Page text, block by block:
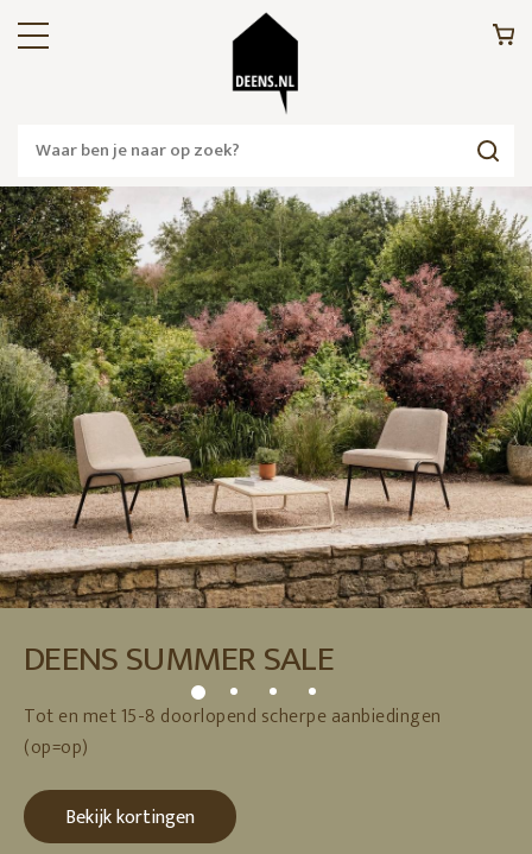
DEENS SUMMER SALE
Tot en met 15-8 doorlopend scherpe aanbiedingen
(op=op)
Bekijk kortingen